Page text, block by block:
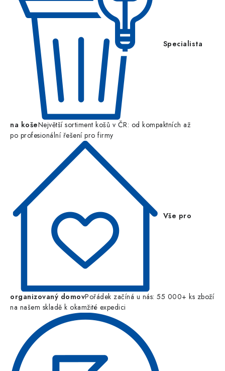
Specialista
na košeNejvětší sortiment košů v ČR: od kompaktních až
po profesionální řešení pro firmy
Vše pro
organizovaný domovPořádek začíná u nás: 55 000+ ks zboží
na našem skladě k okamžité expedici